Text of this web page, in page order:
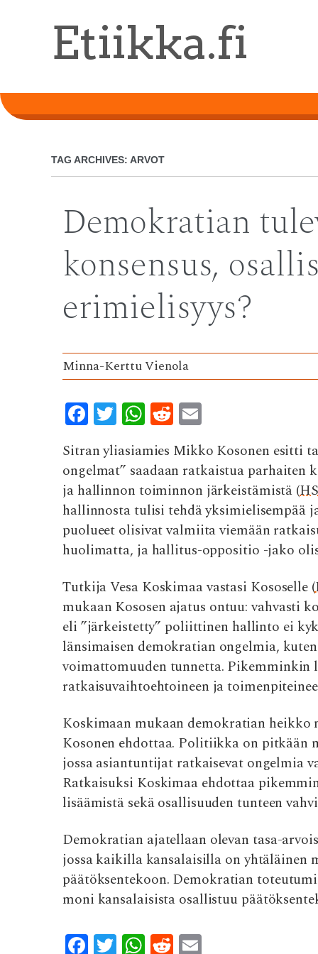
Etiikka.fi
TAG ARCHIVES: ARVOT
Demokratian
konsensus,
erimielisyys?
Minna-Kerttu Vienola
F
ac
e
b
o
o
k
T
w
it
te
r
W
h
at
s
A
p
p
R
e
d
di
t
ai
l
Sitran yliasiamies Mikko Kosonen esitti
ongelmat” saadaan ratkaistua
ja hallinnon toiminnon järkeistämistä (
hallinnosta tulisi tehdä
puolueet olisivat valmiita viemään
huolimatta, ja hallitus-oppositio -jako
Tutkija Vesa Koskimaa vastasi Kososelle (
mukaan Kososen ajatus ontuu: vahvasti
eli ”järkeistetty” poliittinen hallinto ei
länsimaisen demokratian ongelmia,
voimattomuuden tunnetta. Pikemminkin
ratkaisuvaihtoehtoineen ja
Koskimaan mukaan demokratian
Kosonen ehdottaa. Politiikka on
jossa asiantuntijat ratkaisevat ongelmia
Ratkaisuksi Koskimaa ehdottaa
lisäämistä sekä osallisuuden tunteen
Demokratian ajatellaan olevan tasa-
jossa kaikilla kansalaisilla on yhtäläinen
päätöksentekoon. Demokratian
moni kansalaisista osallistuu
F T W R